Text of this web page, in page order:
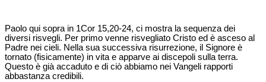
Paolo qui sopra in 1Cor 15,20-24, ci mostra la sequenza dei
diversi risvegli. Per primo venne risvegliato Cristo ed è asceso al
Padre nei cieli. Nella sua successiva risurrezione, il Signore è
tornato (fisicamente) in vita e apparve ai discepoli sulla terra.
Questo è già accaduto e di ciò abbiamo nei Vangeli rapporti
abbastanza credibili.